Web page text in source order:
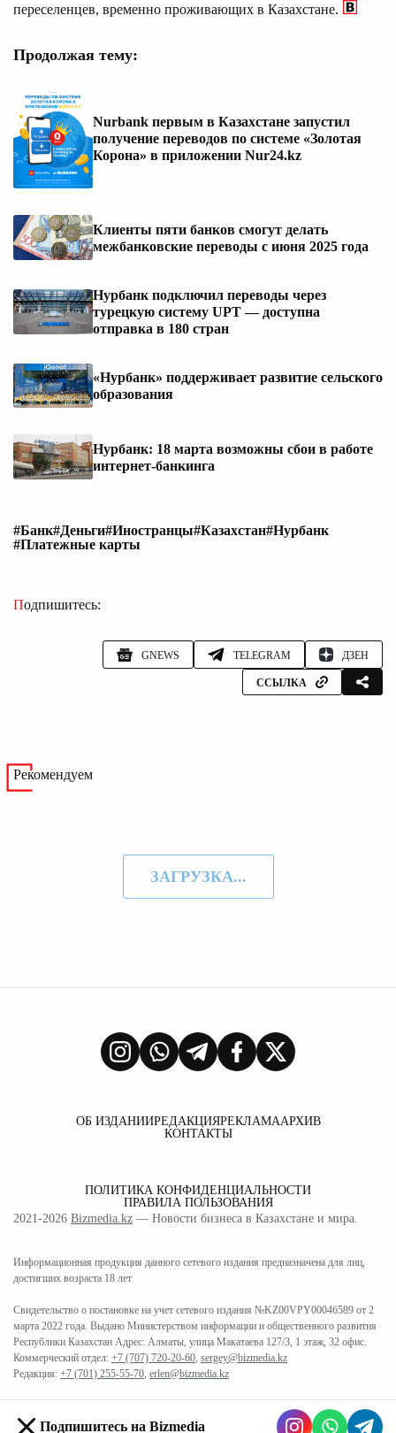
переселенцев, временно проживающих в Казахстане.
Продолжая тему:
Nurbank первым в Казахстане запустил
получение переводов по системе «Золотая
Корона» в приложении Nur24.kz
Клиенты пяти банков смогут делать
межбанковские переводы с июня 2025 года
Нурбанк подключил переводы через
турецкую систему UPT — доступна
отправка в 180 стран
«Нурбанк» поддерживает развитие сельского
образования
Нурбанк: 18 марта возможны сбои в работе
интернет-банкинга
#Банк#Деньги#Иностранцы#Казахстан#Нурбанк
#Платежные карты
Подпишитесь:
GNEWS TELEGRAM ДЗЕН
ССЫЛКА
Рекомендуем
ЗАГРУЗКА...
ОБ ИЗДАНИИРЕДАКЦИЯРЕКЛАМААРХИВ
КОНТАКТЫ
ПОЛИТИКА КОНФИДЕНЦИАЛЬНОСТИ
ПРАВИЛА ПОЛЬЗОВАНИЯ
2021-2026 Bizmedia.kz — Новости бизнеса в Казахстане и мира.
Информационная продукция данного сетевого издания предназначена для лиц,
достигших возраста 18 лет
Свидетельство о постановке на учет сетевого издания №KZ00VPY00046589 от 2
марта 2022 года. Выдано Министерством информации и общественного развития
Республики Казахстан Адрес: Алматы, улица Макатаева 127/3, 1 этаж, 32 офис.
Коммерческий отдел: +7 (707) 720-20-60, sergey@bizmedia.kz
Редакция: +7 (701) 255-55-70, erlen@bizmedia.kz
Подпишитесь на Bizmedia